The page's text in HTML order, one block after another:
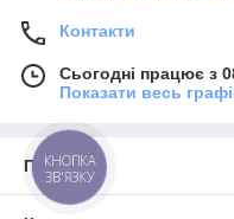
Контакти
Сьогодні працює з
Показати весь
Про нас
КНОПКА
ЗВ'ЯЗКУ